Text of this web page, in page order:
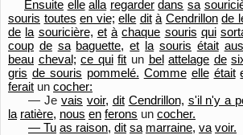
Ensuite elle alla regarder dans sa
souris toutes en vie; elle dit à Cendrillon de
de la souricière, et à chaque souris qui
coup de sa baguette, et la souris était
beau cheval; ce qui fit un bel attelage de
gris de souris pommelé. Comme elle était
ferait un cocher:
— Je vais voir, dit Cendrillon, s'il n'y a
la ratière, nous en ferons un cocher.
— Tu as raison, dit sa marraine, va voir.